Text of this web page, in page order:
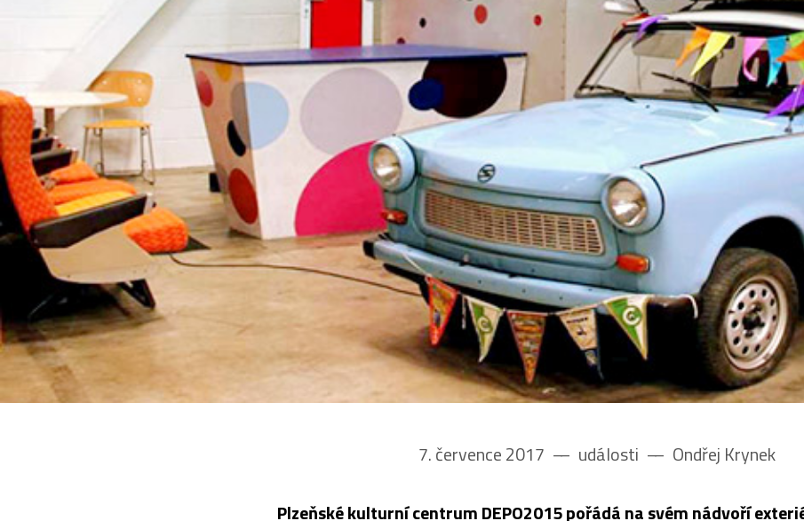
7. července 2017 –– události –– Ondřej Krynek
Plzeňské kulturní centrum DEPO2015 pořádá na svém nádvoří